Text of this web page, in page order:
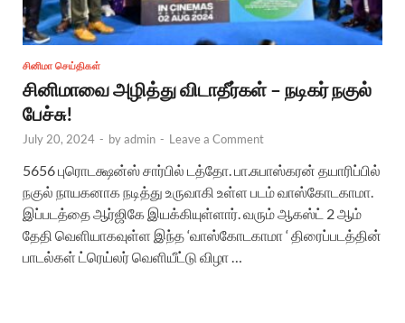
சினிமா செய்திகள்
சினிமாவை அழித்து விடாதீர்கள் – நடிகர் நகுல்
பேச்சு!
July 20, 2024 - byadmin - Leave a Comment
5656 புரொடக்ஷன்ஸ் சார்பில் டத்தோ. பா.சுபாஸ்கரன் தயாரிப்பில்
நகுல் நாயகனாக நடித்து உருவாகி உள்ள படம் வாஸ்கோடகாமா.
இப்படத்தை ஆர்ஜிகே இயக்கியுள்ளார். வரும் ஆகஸ்ட் 2 ஆம்
தேதி வெளியாகவுள்ள இந்த ‘வாஸ்கோடகாமா ‘ திரைப்படத்தின்
பாடல்கள் ட்ரெய்லர் வெளியீட்டு விழா …